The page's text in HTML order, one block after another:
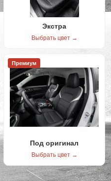
Экстра
Выбрать цвет →
Премиум
Под оригинал
Выбрать цвет →